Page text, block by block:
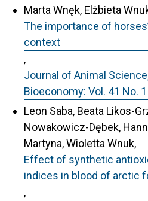
Marta Wnęk, Elżbieta
The importance of
context
,
Journal of Animal
Bioeconomy: Vol. 41 No.
Leon Saba, Beata Likos-
Nowakowicz-Dębek,
Martyna, Wioletta Wnuk,
Effect of synthetic
indices in blood of arctic
,